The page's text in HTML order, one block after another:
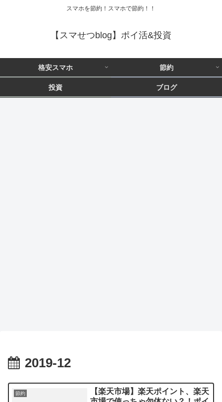
スマホを節約！スマホで節約！！
【スマせつblog】ポイ活&投資
格安スマホ 節約
投資 ブログ
2019-12
節約
【楽天市場】楽天ポイント、楽天